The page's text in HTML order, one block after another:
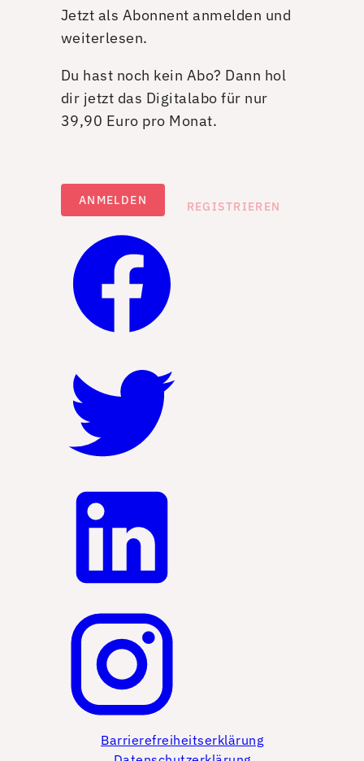
Jetzt als Abonnent anmelden und
weiterlesen.
Du hast noch kein Abo? Dann hol
dir jetzt das Digitalabo für nur
39,90 Euro pro Monat.
ANMELDEN REGISTRIEREN
Barrierefreiheitserklärung